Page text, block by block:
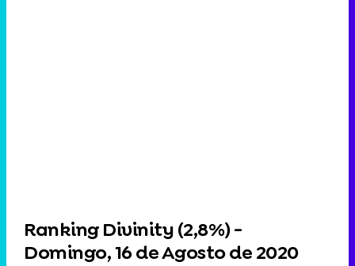
Ranking Divinity (2,8%) -
Domingo, 16 de Agosto de 2020